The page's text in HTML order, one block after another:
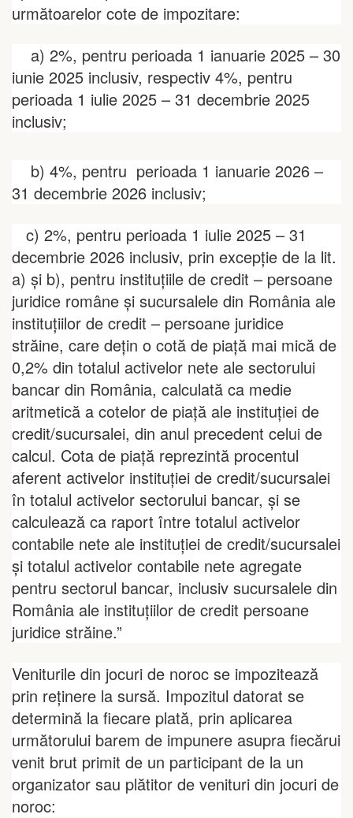
următoarelor cote de impozitare:
a) 2%, pentru perioada 1 ianuarie 2025 – 30
iunie 2025 inclusiv, respectiv 4%, pentru
perioada 1 iulie 2025 – 31 decembrie 2025
inclusiv;
b) 4%, pentru perioada 1 ianuarie 2026 –
31 decembrie 2026 inclusiv;
c) 2%, pentru perioada 1 iulie 2025 – 31
decembrie 2026 inclusiv, prin excepție de la lit.
a) și b), pentru instituţiile de credit – persoane
juridice române şi sucursalele din România ale
instituţiilor de credit – persoane juridice
străine, care dețin o cotă de piață mai mică de
0,2% din totalul activelor nete ale sectorului
bancar din România, calculată ca medie
aritmetică a cotelor de piață ale instituției de
credit/sucursalei, din anul precedent celui de
calcul. Cota de piaţă reprezintă procentul
aferent activelor instituţiei de credit/sucursalei
în totalul activelor sectorului bancar, și se
calculează ca raport între totalul activelor
contabile nete ale instituţiei de credit/sucursalei
şi totalul activelor contabile nete agregate
pentru sectorul bancar, inclusiv sucursalele din
România ale instituţiilor de credit persoane
juridice străine.”
Veniturile din jocuri de noroc se impozitează
prin reţinere la sursă. Impozitul datorat se
determină la fiecare plată, prin aplicarea
următorului barem de impunere asupra fiecărui
venit brut primit de un participant de la un
organizator sau plătitor de venituri din jocuri de
noroc: